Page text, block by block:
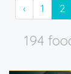
‹ 1 2
194